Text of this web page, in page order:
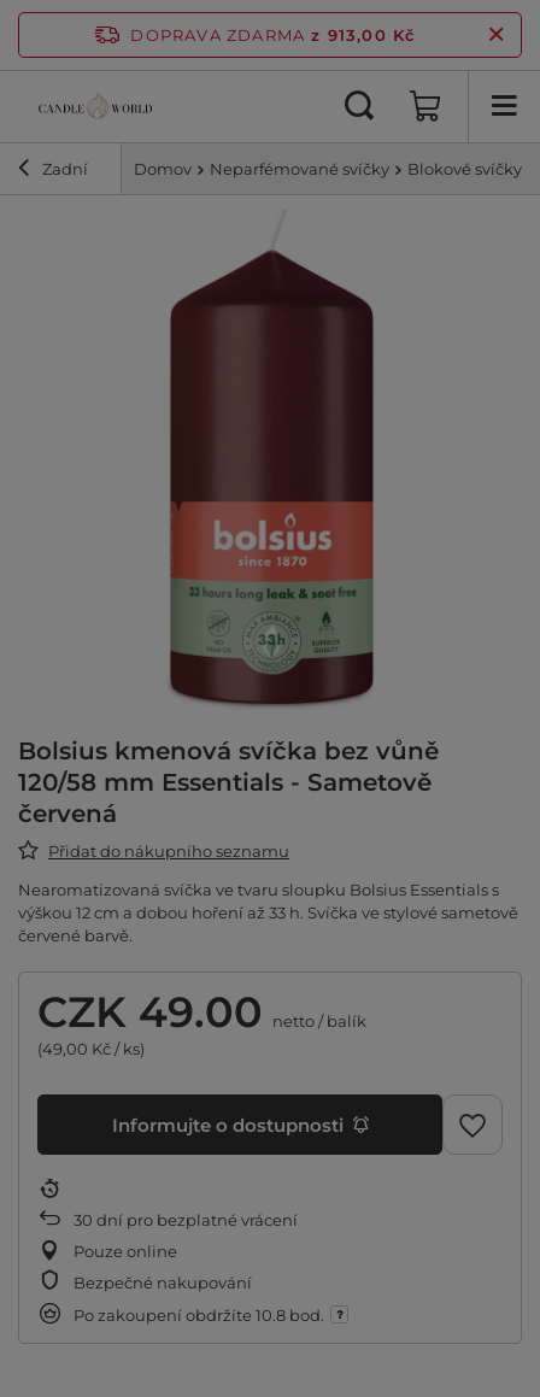
DOPRAVA ZDARMA z 913,00 Kč
Zadní Domov Neparfémované svíčky Blokové svíčky
Bolsius kmenová svíčka bez vůně
120/58 mm Essentials - Sametově
červená
Přidat do nákupního seznamu
Nearomatizovaná svíčka ve tvaru sloupku Bolsius Essentials s
výškou 12 cm a dobou hoření až 33 h. Svíčka ve stylové sametově
červené barvě.
CZK 49.00 netto/balík
(49,00 Kč / ks)
Informujte o dostupnosti
30 dní pro bezplatné vrácení
Pouze online
Bezpečné nakupování
Po zakoupení obdržíte 10.8 bod.